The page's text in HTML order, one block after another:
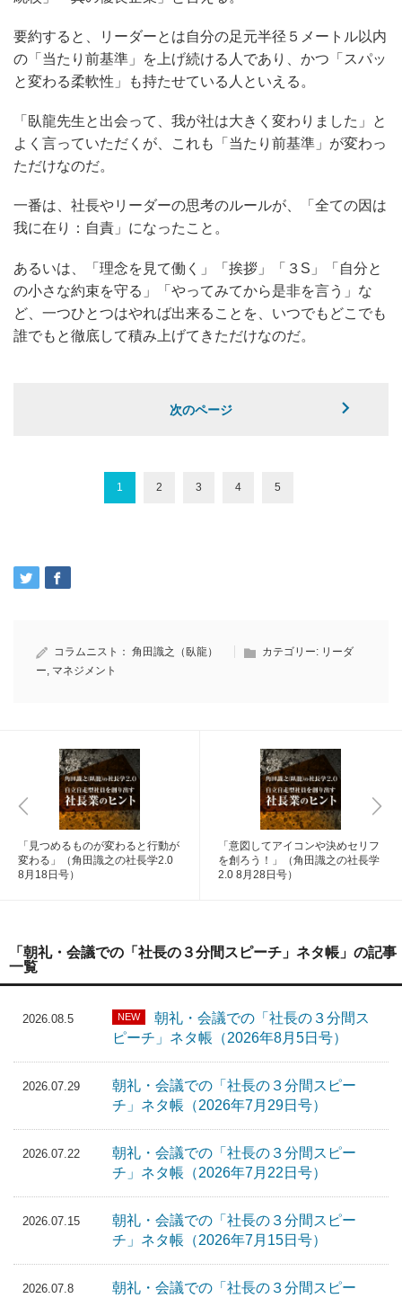
要約すると、リーダーとは自分の足元半径５メートル以内
の「当たり前基準」を上げ続ける人であり、かつ「スパッ
と変わる柔軟性」も持たせている人といえる。
「臥龍先生と出会って、我が社は大きく変わりました」と
よく言っていただくが、これも「当たり前基準」が変わっ
ただけなのだ。
一番は、社長やリーダーの思考のルールが、「全ての因は
我に在り：自責」になったこと。
あるいは、「理念を見て働く」「挨拶」「３S」「自分と
の小さな約束を守る」「やってみてから是非を言う」な
ど、一つひとつはやれば出来ることを、いつでもどこでも
誰でもと徹底して積み上げてきただけなのだ。
次のページ
1 2 3 4 5
コラムニスト： 角田識之（臥龍） カテゴリー: リーダ
ー マネジメント
「見つめるものが変わると行動が
変わる」（角田識之の社長学2.0
8月18日号）
「意図してアイコンや決めセリフ
を創ろう！」（角田識之の社長学
2.0 8月28日号）
「朝礼・会議での「社長の３分間スピーチ」ネタ帳」の記事
一覧
2026.08.5 NEW
朝礼・会議での「社長の３分間ス
ピーチ」ネタ帳（2026年8月5日号）
2026.07.29
朝礼・会議での「社長の３分間スピー
チ」ネタ帳（2026年7月29日号）
2026.07.22
朝礼・会議での「社長の３分間スピー
チ」ネタ帳（2026年7月22日号）
2026.07.15
朝礼・会議での「社長の３分間スピー
チ」ネタ帳（2026年7月15日号）
2026.07.8
朝礼・会議での「社長の３分間スピー